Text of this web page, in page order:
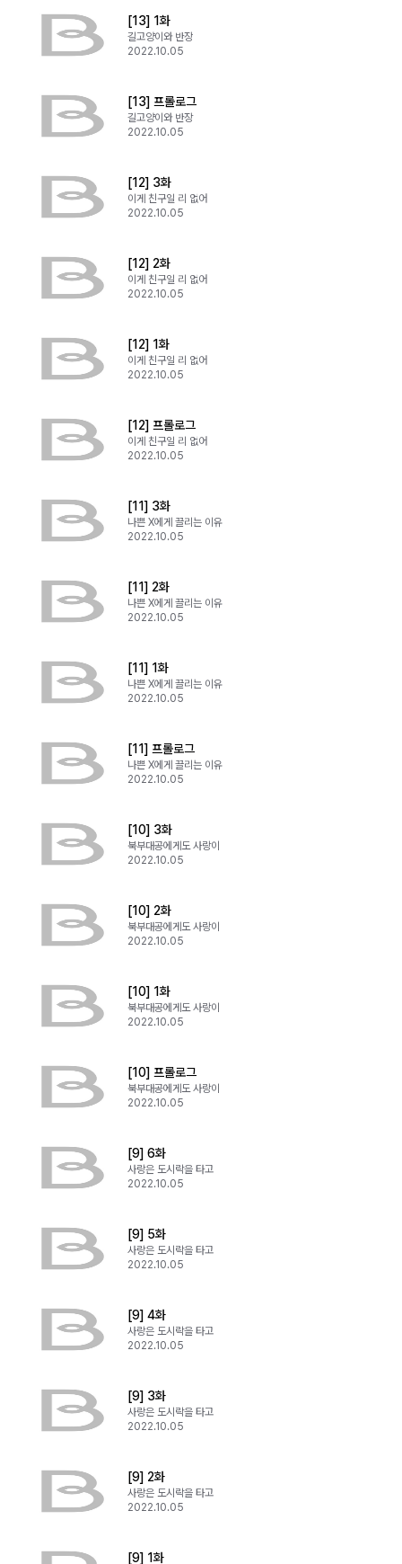
[13] 1화
길고양이와 반장
2022.10.05
[13] 프롤로그
길고양이와 반장
2022.10.05
[12] 3화
이게 친구일 리 없어
2022.10.05
[12] 2화
이게 친구일 리 없어
2022.10.05
[12] 1화
이게 친구일 리 없어
2022.10.05
[12] 프롤로그
이게 친구일 리 없어
2022.10.05
[11] 3화
나쁜 X에게 끌리는 이유
2022.10.05
[11] 2화
나쁜 X에게 끌리는 이유
2022.10.05
[11] 1화
나쁜 X에게 끌리는 이유
2022.10.05
[11] 프롤로그
나쁜 X에게 끌리는 이유
2022.10.05
[10] 3화
북부대공에게도 사랑이
2022.10.05
[10] 2화
북부대공에게도 사랑이
2022.10.05
[10] 1화
북부대공에게도 사랑이
2022.10.05
[10] 프롤로그
북부대공에게도 사랑이
2022.10.05
[9] 6화
사랑은 도시락을 타고
2022.10.05
[9] 5화
사랑은 도시락을 타고
2022.10.05
[9] 4화
사랑은 도시락을 타고
2022.10.05
[9] 3화
사랑은 도시락을 타고
2022.10.05
[9] 2화
사랑은 도시락을 타고
2022.10.05
[9] 1화